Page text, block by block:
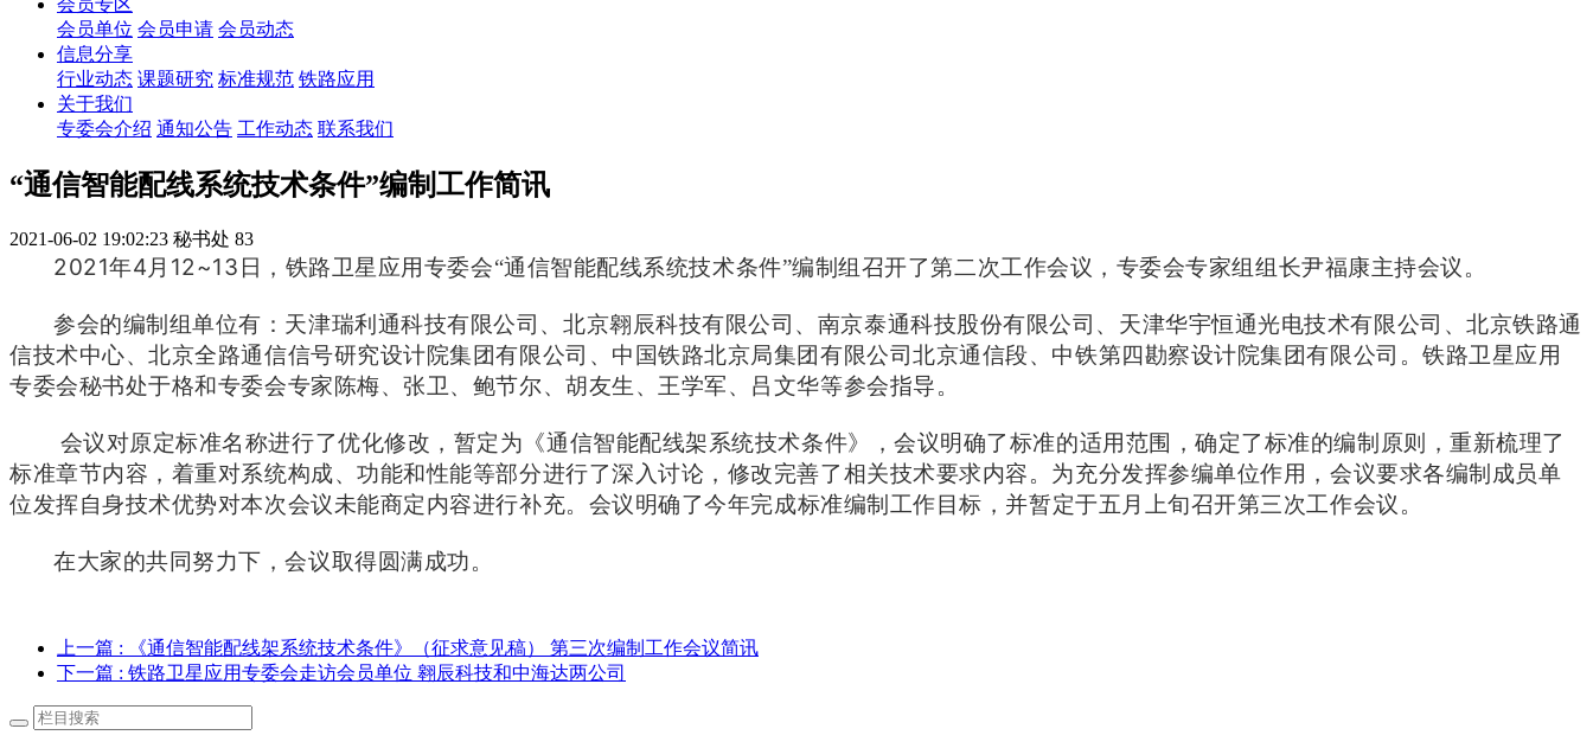
会员单位 会员申请 会员动态
信息分享
行业动态 课题研究 标准规范 铁路应用
关于我们
专委会介绍 通知公告 工作动态 联系我们
“通信智能配线系统技术条件”编制工作简讯
2021-06-02 19:02:23 秘书处 83
2021年4 月 12~13 日，铁路卫星应用专委会“通信智能配线系统技术条件”编制组召开了第二次工作会议，专委会专家组组长尹福康主持会议。
参会的编制组单位有：天津瑞利通科技有限公司、北京翱辰科技有限公司、南京泰通科技股份有限公司、天津华宇恒通光电技术有限公司、北京铁路通
信技术中心、北京全路通信信号研究设计院集团有限公司、中国铁路北京局集团有限公司北京通信段、中铁第四勘察设计院集团有限公司。铁路卫星应用
专委会秘书处于格和专委会专家陈梅、张卫、鲍节尔、胡友生、王学军、吕文华等参会指导。
会议对原定标准名称进行了优化修改，暂定为 《通信智能配线架系统技术条件》，会议明确了标准的适用范围，确定了标准的编制原则，重新梳理了
标准章节内容，着重对系统构成、功能和性能等部分进行了深入讨论，修改完善了相关技术要求内容。为充分发挥参编单位作用，会议要求各编制成员单
位发挥自身技术优势对本次会议未能商定内容进行补充。 会议明确了今年完成标准编制工作目标，并暂定于五月上旬召开第三次工作会议 。
在大家的共同努力下，会议取得圆满成功。
上一篇 : 《通信智能配线架系统技术条件》（征求意见稿） 第三次编制工作会议简讯
下一篇 : 铁路卫星应用专委会走访会员单位 翱辰科技和中海达两公司